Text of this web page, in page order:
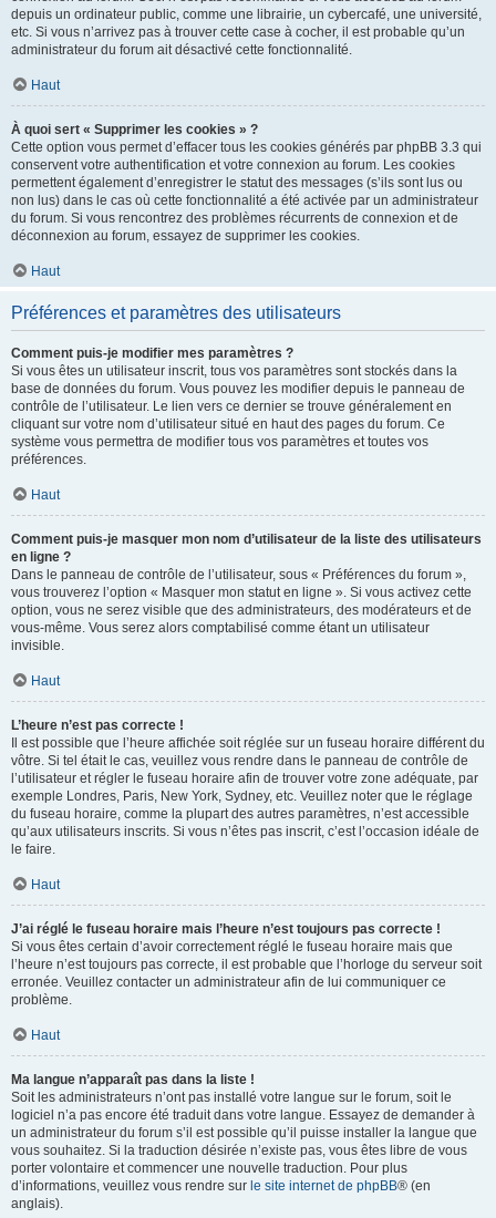
depuis un ordinateur public, comme une librairie, un cybercafé, une université,
etc. Si vous n’arrivez pas à trouver cette case à cocher, il est probable qu’un
administrateur du forum ait désactivé cette fonctionnalité.
Haut
À quoi sert « Supprimer les cookies » ?
Cette option vous permet d’effacer tous les cookies générés par phpBB 3.3 qui
conservent votre authentification et votre connexion au forum. Les cookies
permettent également d’enregistrer le statut des messages (s’ils sont lus ou
non lus) dans le cas où cette fonctionnalité a été activée par un administrateur
du forum. Si vous rencontrez des problèmes récurrents de connexion et de
déconnexion au forum, essayez de supprimer les cookies.
Haut
Préférences et paramètres des utilisateurs
Comment puis-je modifier mes paramètres ?
Si vous êtes un utilisateur inscrit, tous vos paramètres sont stockés dans la
base de données du forum. Vous pouvez les modifier depuis le panneau de
contrôle de l’utilisateur. Le lien vers ce dernier se trouve généralement en
cliquant sur votre nom d’utilisateur situé en haut des pages du forum. Ce
système vous permettra de modifier tous vos paramètres et toutes vos
préférences.
Haut
Comment puis-je masquer mon nom d’utilisateur de la liste des utilisateurs
en ligne ?
Dans le panneau de contrôle de l’utilisateur, sous « Préférences du forum »,
vous trouverez l’option « Masquer mon statut en ligne ». Si vous activez cette
option, vous ne serez visible que des administrateurs, des modérateurs et de
vous-même. Vous serez alors comptabilisé comme étant un utilisateur
invisible.
Haut
L’heure n’est pas correcte !
Il est possible que l’heure affichée soit réglée sur un fuseau horaire différent du
vôtre. Si tel était le cas, veuillez vous rendre dans le panneau de contrôle de
l’utilisateur et régler le fuseau horaire afin de trouver votre zone adéquate, par
exemple Londres, Paris, New York, Sydney, etc. Veuillez noter que le réglage
du fuseau horaire, comme la plupart des autres paramètres, n’est accessible
qu’aux utilisateurs inscrits. Si vous n’êtes pas inscrit, c’est l’occasion idéale de
le faire.
Haut
J’ai réglé le fuseau horaire mais l’heure n’est toujours pas correcte !
Si vous êtes certain d’avoir correctement réglé le fuseau horaire mais que
l’heure n’est toujours pas correcte, il est probable que l’horloge du serveur soit
erronée. Veuillez contacter un administrateur afin de lui communiquer ce
problème.
Haut
Ma langue n’apparaît pas dans la liste !
Soit les administrateurs n’ont pas installé votre langue sur le forum, soit le
logiciel n’a pas encore été traduit dans votre langue. Essayez de demander à
un administrateur du forum s’il est possible qu’il puisse installer la langue que
vous souhaitez. Si la traduction désirée n’existe pas, vous êtes libre de vous
porter volontaire et commencer une nouvelle traduction. Pour plus
d’informations, veuillez vous rendre sur le site internet de phpBB® (en
anglais).